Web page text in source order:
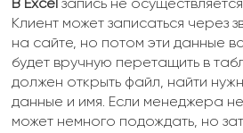
Клиент может записаться через
на сайте, но потом эти данные
будет вручную перетащить в
должен открыть файл, найти
данные и имя. Если менеджера
может немного подождать, но